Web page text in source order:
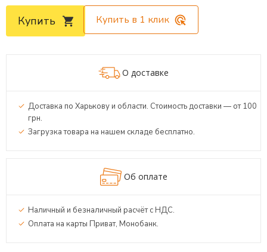
Купить Купить в 1 клик
О доставке
Доставка по Харькову и области. Стоимость доставки — от 100
грн.
Загрузка товара на нашем складе бесплатно.
Об оплате
Наличный и безналичный расчёт с НДС.
Оплата на карты Приват, Монобанк.